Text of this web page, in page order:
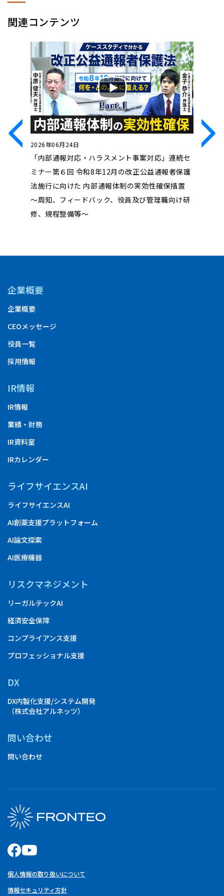
関連コンテンツ
2026年06月24日
「内部通報対応・ハラスメント事案対応」連続セ
ミナー第６回 令和8年12月の改正公益通報者保護
法施行に向けた 内部通報体制の実効性確保措置
～周知、フィードバック、役員及び管理職向け研
修、規程整備等～
2026年
企業概要
企業概要
CEOメッセージ
役員一覧
採用情報
IR情報
IR情報
業績・財務
IR資料室
IRカレンダー
ライフサイエンスAI
ライフサイエンスAI
AI創薬支援プラットフォーム
AI論文探索
AI医療機器
リスクマネジメント
リーガルテックAI
経済安全保障
コンプライアンス支援
プロフェッショナル支援
DX
DX内製化支援/システム開発
（株式会社アルネッツ）
問い合わせ
問い合わせ
個人情報の取り扱いについて
情報セキュリティ方針